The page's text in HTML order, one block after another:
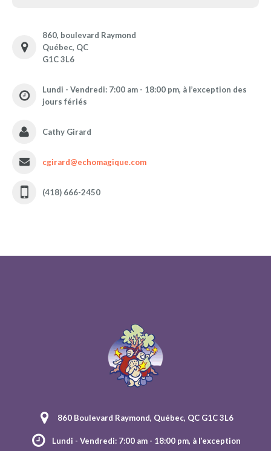
860, boulevard Raymond
Québec, QC
G1C 3L6
Lundi - Vendredi: 7:00 am - 18:00 pm, à l’exception des
jours fériés
Cathy Girard
cgirard@echomagique.com
(418) 666-2450
860 Boulevard Raymond, Québec, QC G1C 3L6
Lundi - Vendredi: 7:00 am - 18:00 pm, à l’exception